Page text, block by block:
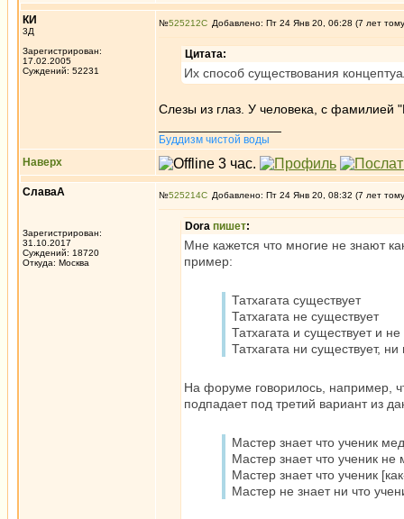
КИ
3Д
Зарегистрирован:
17.02.2005
Суждений: 52231
№525212 Добавлено: Пт 24 Янв 20, 06:28 (7 лет
Цитата:
Их способ существования
Слезы из глаз. У человека, с фамилией
Буддизм чистой воды
Наверх
СлаваА
Зарегистрирован:
31.10.2017
Суждений: 18720
Откуда: Москва
№525214 Добавлено: Пт 24 Янв 20, 08:32 (7 лет
Dora пишет:
Мне кажется что многие не знают
пример:
Татхагата существует
Татхагата не существует
Татхагата и существует и
Татхагата ни существует,
На форуме говорилось, например,
подпадает под третий вариант из
Мастер знает что ученик
Мастер знает что ученик не
Мастер знает что ученик
Мастер не знает ни что